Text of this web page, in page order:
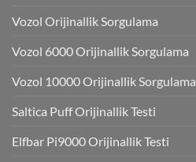
Vozol Orijinallik Sorgulama
Vozol 6000 Orijinallik Sorgulama
Vozol 10000 Orijinallik Sorgulama
Saltica Puff Orijinallik Testi
Elfbar Pi9000 Orijinallik Testi